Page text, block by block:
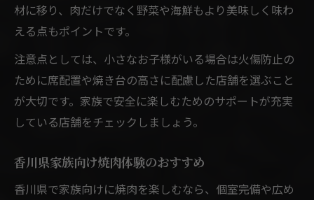
材に移り、肉だけでなく野菜や海鮮もより美味しく味わ
える点もポイントです。
注意点としては、小さなお子様がいる場合は火傷防止の
ために席配置や焼き台の高さに配慮した店舗を選ぶこと
が大切です。家族で安全に楽しむためのサポートが充実
している店舗をチェックしましょう。
香川県家族向け焼肉体験のおすすめ
香川県で家族向けに焼肉を楽しむなら、個室完備や広め